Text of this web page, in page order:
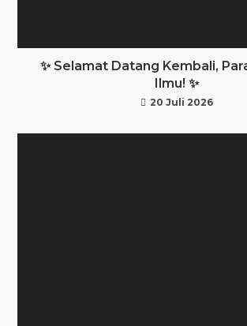
✨ Selamat Datang Kembali,
Ilmu! ✨
20 Juli 2026